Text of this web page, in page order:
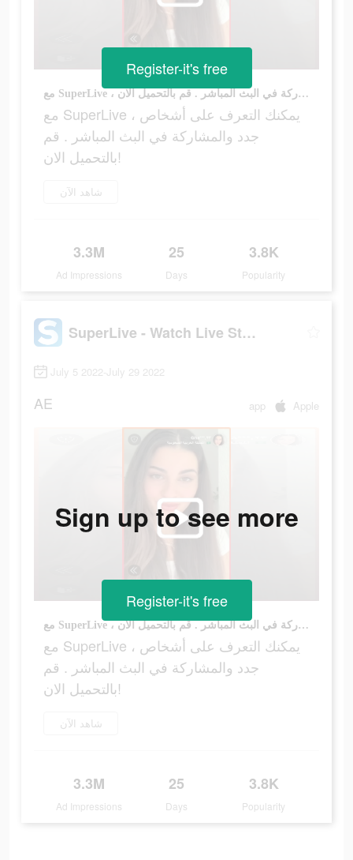
مع SuperLive ، يمكنك التعرف على أشخاص جدد والمشاركة في البث المباشر . قم بالتحميل الان!
مع SuperLive ، يمكنك التعرف على أشخاص
جدد والمشاركة في البث المباشر . قم
بالتحميل الان!
شاهد الآن
3.3M
Ad Impressions
25
Days
3.8K
Popularity
Register-it's free
SuperLive - Watch Live Streams
July 5 2022-July 29 2022
AE app Apple
مع SuperLive ، يمكنك التعرف على أشخاص جدد والمشاركة في البث المباشر . قم بالتحميل الان!
مع SuperLive ، يمكنك التعرف على أشخاص
جدد والمشاركة في البث المباشر . قم
بالتحميل الان!
شاهد الآن
3.3M
Ad Impressions
25
Days
3.8K
Popularity
Sign up to see more
Register-it's free